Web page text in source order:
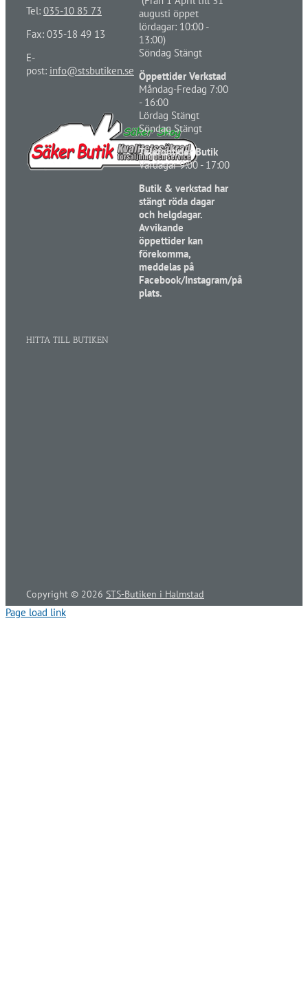
Tel: 035-10 85 73
Fax: 035-18 49 13
E-
post: info@stsbutiken.se
augusti öppet
lördagar: 10:00 -
13:00)
Söndag Stängt
Öppettider Verkstad
Måndag-Fredag 7:00
- 16:00
Lördag Stängt
Söndag Stängt
Telefontider Butik
Vardagar 9:00 - 17:00
Butik & verkstad har
stängt röda dagar
och helgdagar.
Avvikande
öppettider kan
förekomma,
meddelas på
Facebook/Instagram/på
plats.
HITTA TILL BUTIKEN
Copyright © 2026 STS-Butiken i Halmstad
Page load link